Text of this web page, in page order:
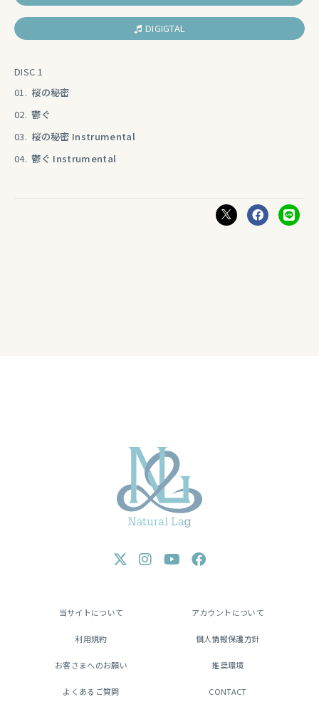
DIGIGTAL
DISC 1
01. 桜の秘密
02. 鬱ぐ
03. 桜の秘密 Instrumental
04. 鬱ぐ Instrumental
当サイトについて アカウントについて
利用規約 個人情報保護方針
お客さまへのお願い 推奨環境
よくあるご質問 CONTACT